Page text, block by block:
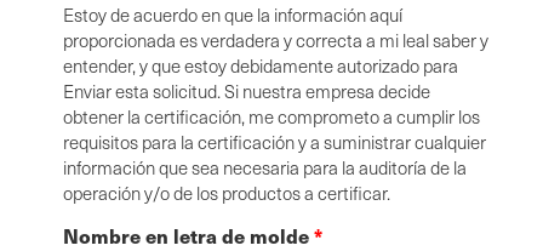
Estoy de acuerdo en que la información aquí
proporcionada es verdadera y correcta a mi leal saber y
entender, y que estoy debidamente autorizado para
Enviar esta solicitud. Si nuestra empresa decide
obtener la certificación, me comprometo a cumplir los
requisitos para la certificación y a suministrar cualquier
información que sea necesaria para la auditoría de la
operación y/o de los productos a certificar.
Nombre en letra de molde